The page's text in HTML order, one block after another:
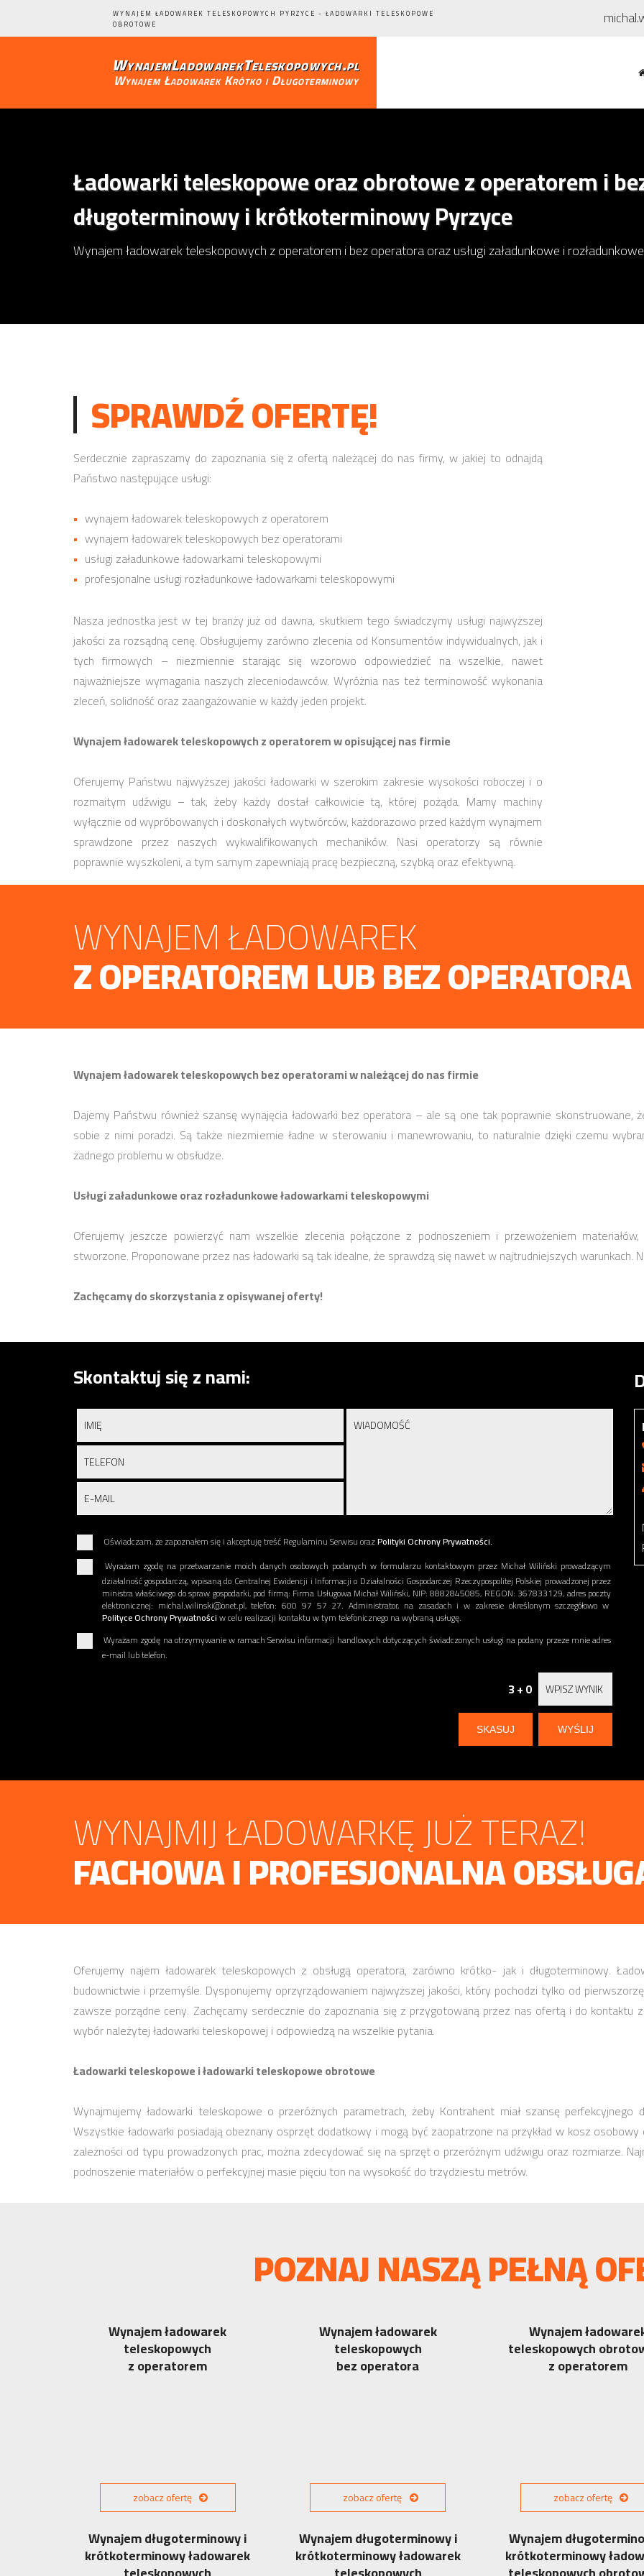
WYNAJEM ŁADOWAREK TELESKOPOWYCH PYRZYCE - ŁADOWARKI TELESKOPOWE
OBROTOWE
WynajemLadowarekTeleskopowych.pl
Wynajem Ładowarek Krótko i Długoterminowy
Ładowarki teleskopowe oraz obrotowe z operatorem i
długoterminowy i krótkoterminowy Pyrzyce
Wynajem ładowarek teleskopowych z operatorem i bez operatora oraz usługi załadunkowe i
SPRAWDŹ OFERTĘ!
Serdecznie zapraszamy do zapoznania się z ofertą należącej do nas firmy, w jakiej to odnajdą
Państwo następujące usługi:
wynajem ładowarek teleskopowych z operatorem
wynajem ładowarek teleskopowych bez operatorami
usługi załadunkowe ładowarkami teleskopowymi
profesjonalne usługi rozładunkowe ładowarkami teleskopowymi
Nasza jednostka jest w tej branży już od dawna, skutkiem tego świadczymy usługi najwyższej
jakości za rozsądną cenę. Obsługujemy zarówno zlecenia od Konsumentów indywidualnych, jak i
tych firmowych – niezmiennie starając się wzorowo odpowiedzieć na wszelkie, nawet
najważniejsze wymagania naszych zleceniodawców. Wyróżnia nas też terminowość wykonania
zleceń, solidność oraz zaangażowanie w każdy jeden projekt.
Wynajem ładowarek teleskopowych z operatorem w opisującej nas firmie
Oferujemy Państwu najwyższej jakości ładowarki w szerokim zakresie wysokości roboczej i o
rozmaitym udźwigu – tak, żeby każdy dostał całkowicie tą, której pożąda. Mamy machiny
wyłącznie od wypróbowanych i doskonałych wytwórców, każdorazowo przed każdym wynajmem
sprawdzone przez naszych wykwalifikowanych mechaników. Nasi operatorzy są równie
poprawnie wyszkoleni, a tym samym zapewniają pracę bezpieczną, szybką oraz efektywną.
WYNAJEM ŁADOWAREK
Z OPERATOREM LUB BEZ OPERATORA
Wynajem ładowarek teleskopowych bez operatorami w należącej do nas firmie
Dajemy Państwu również szansę wynajęcia ładowarki bez operatora – ale są one tak poprawnie
sobie z nimi poradzi. Są także niezmiernie ładne w sterowaniu i manewrowaniu, to naturalnie dzięki czemu
żadnego problemu w obsłudze.
Usługi załadunkowe oraz rozładunkowe ładowarkami teleskopowymi
Oferujemy jeszcze powierzyć nam wszelkie zlecenia połączone z podnoszeniem i przewożeniem
stworzone. Proponowane przez nas ładowarki są tak idealne, że sprawdzą się nawet w najtrudniejszych warunkach.
Zachęcamy do skorzystania z opisywanej oferty!
Skontaktuj się z nami:
Oświadczam, że zapoznałem się i akceptuję treść Regulaminu Serwisu orazPolityki Ochrony Prywatności.
Wyrażam zgodę na przetwarzanie moich danych osobowych podanych w formularzu kontaktowym przez Michał Wiliński prowadzącym
działalność gospodarczą, wpisaną do Centralnej Ewidencji i Informacji o Działalności Gospodarczej Rzeczypospolitej Polskiej prowadzonej przez
ministra właściwego do spraw gospodarki, pod firmą: Firma Usługowa Michał Wiliński, NIP: 8882845085, REGON: 367833129, adres poczty
elektronicznej: michal.wilinski@onet.pl, telefon: 600 97 57 27. Administrator, na zasadach i w zakresie określonym szczegółowo w
Polityce Ochrony Prywatnościw celu realizacji kontaktu w tym telefonicznego na wybraną usługę.
Wyrażam zgodę na otrzymywanie w ramach Serwisu informacji handlowych dotyczących świadczonych usługi na podany przeze mnie adres
e-mail lub telefon.
3 + 0
WYNAJMIJ ŁADOWARKĘ JUŻ TERAZ!
FACHOWA I PROFESJONALNA
Oferujemy najem ładowarek teleskopowych z obsługą operatora, zarówno krótko- jak i długoterminowy.
budownictwie i przemyśle. Dysponujemy oprzyrządowaniem najwyższej jakości, który pochodzi tylko od
zawsze porządne ceny. Zachęcamy serdecznie do zapoznania się z przygotowaną przez nas ofertą i do kontaktu
wybór należytej ładowarki teleskopowej i odpowiedzą na wszelkie pytania.
Ładowarki teleskopowe i ładowarki teleskopowe obrotowe
Wynajmujemy ładowarki teleskopowe o przeróżnych parametrach, żeby Kontrahent miał szansę
Wszystkie ładowarki posiadają obeznany osprzęt dodatkowy i mogą być zaopatrzone na przykład w kosz osobowy
zależności od typu prowadzonych prac, można zdecydować się na sprzęt o przeróżnym udźwigu oraz rozmiarze.
podnoszenie materiałów o perfekcyjnej masie pięciu ton na wysokość do trzydziestu metrów.
POZNAJ NASZĄ PEŁNĄ
Wynajem ładowarek
teleskopowych
z operatorem
zobacz ofertę
Wynajem ładowarek
teleskopowych
bez operatora
zobacz ofertę
Wynajem
teleskopowych
z operatorem
zobacz ofertę
Wynajem długoterminowy i
krótkoterminowy ładowarek
Wynajem długoterminowy i
krótkoterminowy ładowarek
Wynajem
krótkoterminowy